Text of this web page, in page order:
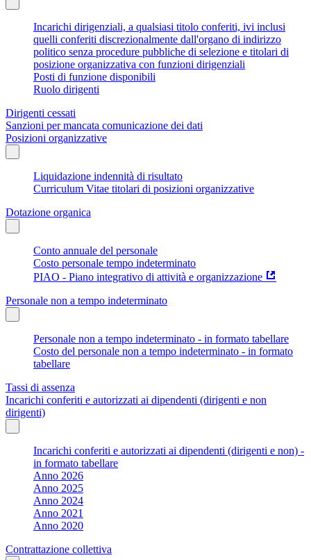
Incarichi dirigenziali, a qualsiasi titolo conferiti, ivi inclusi
quelli conferiti discrezionalmente dall'organo di indirizzo
politico senza procedure pubbliche di selezione e titolari di
posizione organizzativa con funzioni dirigenziali
Posti di funzione disponibili
Ruolo dirigenti
Dirigenti cessati
Sanzioni per mancata comunicazione dei dati
Posizioni organizzative
Liquidazione indennità di risultato
Curriculum Vitae titolari di posizioni organizzative
Dotazione organica
Conto annuale del personale
Costo personale tempo indeterminato
PIAO - Piano integrativo di attività e organizzazione
Personale non a tempo indeterminato
Personale non a tempo indeterminato - in formato tabellare
Costo del personale non a tempo indeterminato - in formato
tabellare
Tassi di assenza
Incarichi conferiti e autorizzati ai dipendenti (dirigenti e non
dirigenti)
Incarichi conferiti e autorizzati ai dipendenti (dirigenti e non) -
in formato tabellare
Anno 2026
Anno 2025
Anno 2024
Anno 2021
Anno 2020
Contrattazione collettiva